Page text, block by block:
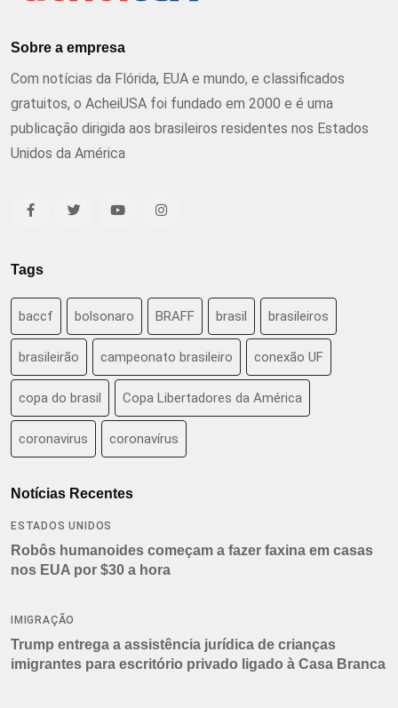
Sobre a empresa
Com notícias da Flórida, EUA e mundo, e classificados
gratuitos, o AcheiUSA foi fundado em 2000 e é uma
publicação dirigida aos brasileiros residentes nos Estados
Unidos da América
Tags
baccf bolsonaro BRAFF brasil brasileiros
brasileirão campeonato brasileiro conexão UF
copa do brasil Copa Libertadores da América
coronavirus coronavírus
Notícias Recentes
ESTADOS UNIDOS
Robôs humanoides começam a fazer faxina em casas
nos EUA por $30 a hora
IMIGRAÇÃO
Trump entrega a assistência jurídica de crianças
imigrantes para escritório privado ligado à Casa Branca